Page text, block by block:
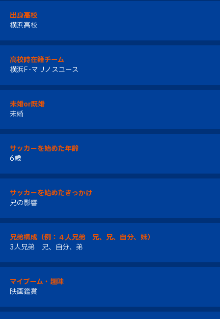
出身高校
横浜高校
高校時在籍チーム
横浜F･マリノスユース
未婚or既婚
未婚
サッカーを始めた年齢
6歳
サッカーを始めたきっかけ
兄の影響
兄弟構成（例：４人兄弟 兄、兄、自分、妹）
3人兄弟 兄、自分、弟
マイブーム・趣味
映画鑑賞